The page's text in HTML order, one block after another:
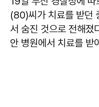
(80)씨가 치료를 받던
서 숨진 것으로 전해졌
안 병원에서 치료를 받